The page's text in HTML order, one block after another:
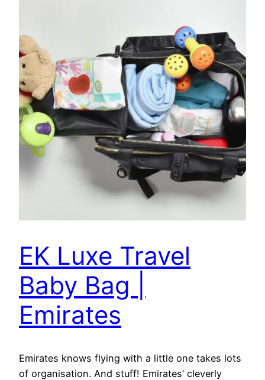
EK Luxe Travel
Baby Bag |
Emirates
Emirates knows flying with a little one takes lots
of organisation. And stuff! Emirates’ cleverly